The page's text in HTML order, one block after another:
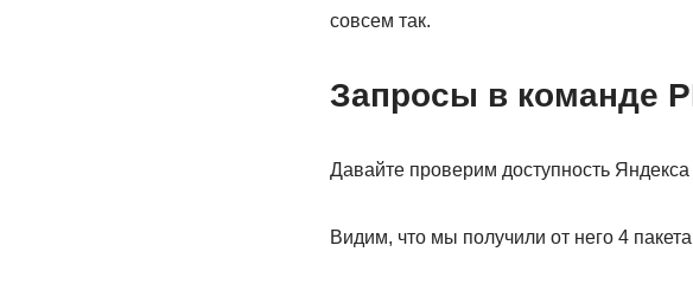
совсем так.
Запросы в команде
Давайте проверим доступность
Видим, что мы получили от него 4